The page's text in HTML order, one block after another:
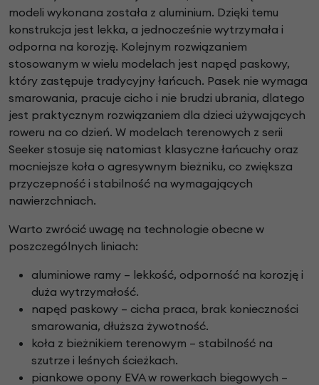
modeli wykonana została z aluminium. Dzięki temu
konstrukcja jest lekka, a jednocześnie wytrzymała i
odporna na korozję. Kolejnym rozwiązaniem
stosowanym w wielu modelach jest napęd paskowy,
który zastępuje tradycyjny łańcuch. Pasek nie wymaga
smarowania, pracuje cicho i nie brudzi ubrania, dlatego
jest praktycznym rozwiązaniem dla dzieci używających
roweru na co dzień. W modelach terenowych z serii
Seeker stosuje się natomiast klasyczne łańcuchy oraz
mocniejsze koła o agresywnym bieżniku, co zwiększa
przyczepność i stabilność na wymagających
nawierzchniach.
Warto zwrócić uwagę na technologie obecne w
poszczególnych liniach:
aluminiowe ramy – lekkość, odporność na korozję i
duża wytrzymałość.
napęd paskowy – cicha praca, brak konieczności
smarowania, dłuższa żywotność.
koła z bieżnikiem terenowym – stabilność na
szutrze i leśnych ścieżkach.
piankowe opony EVA w rowerkach biegowych –